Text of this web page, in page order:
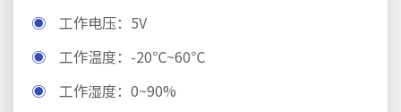
◉
工作电压：5V
◉
工作温度：-20℃~60℃
◉
工作湿度：0~90%